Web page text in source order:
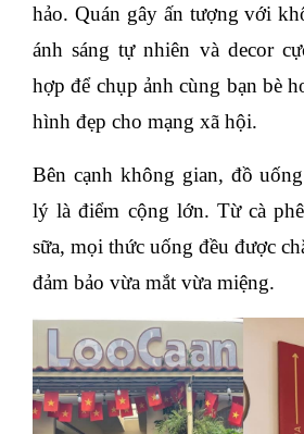
hảo. Quán gây ấn tượng với
ánh sáng tự nhiên và decor
hợp để chụp ảnh cùng bạn bè
hình đẹp cho mạng xã hội.
Bên cạnh không gian, đồ
lý là điểm cộng lớn. Từ cà
sữa, mọi thức uống đều được
đảm bảo vừa mắt vừa miệng.